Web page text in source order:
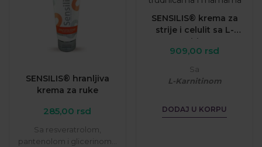
SENSILIS® hranljiva
krema za ruke
285,00 rsd
Sa resveratrolom,
pantenolom i glicerinom...
SENSILIS® krema za
strije i celulit sa L-
Karnitinom
909,00 rsd
Sa
L-Karnitinom
nevenom
...
DODAJ U KORPU